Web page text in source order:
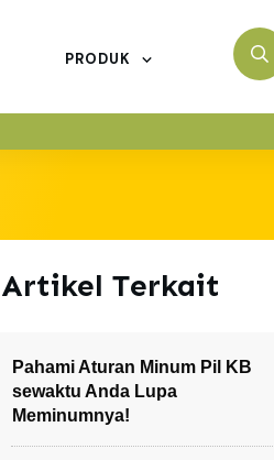
PRODUK
Artikel Terkait
Pahami Aturan Minum Pil KB
sewaktu Anda Lupa
Meminumnya!